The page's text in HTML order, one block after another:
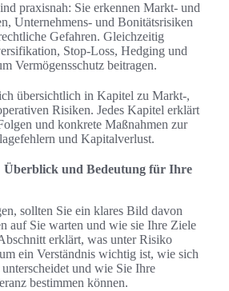
praxisnah: Sie erkennen Markt- und
Unternehmens- und Bonitätsrisiken
Gefahren. Gleichzeitig
Stop-Loss, Hedging und
Vermögensschutz beitragen.
übersichtlich in Kapitel zu Markt-,
Risiken. Jedes Kapitel erklärt
und konkrete Maßnahmen zur
und Kapitalverlust.
Überblick und Bedeutung für Ihre
sollten Sie ein klares Bild davon
auf Sie warten und wie sie Ihre Ziele
erklärt, was unter Risiko
ein Verständnis wichtig ist, wie sich
und wie Sie Ihre
bestimmen können.